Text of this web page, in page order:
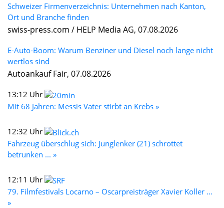
Schweizer Firmenverzeichnis: Unternehmen nach Kanton,
Ort und Branche finden
swiss-press.com / HELP Media AG, 07.08.2026
E-Auto-Boom: Warum Benziner und Diesel noch lange nicht
wertlos sind
Autoankauf Fair, 07.08.2026
13:12 Uhr
Mit 68 Jahren: Messis Vater stirbt an Krebs »
12:32 Uhr
Fahrzeug überschlug sich: Junglenker (21) schrottet
betrunken ... »
12:11 Uhr
79. Filmfestivals Locarno – Oscarpreisträger Xavier Koller ...
»